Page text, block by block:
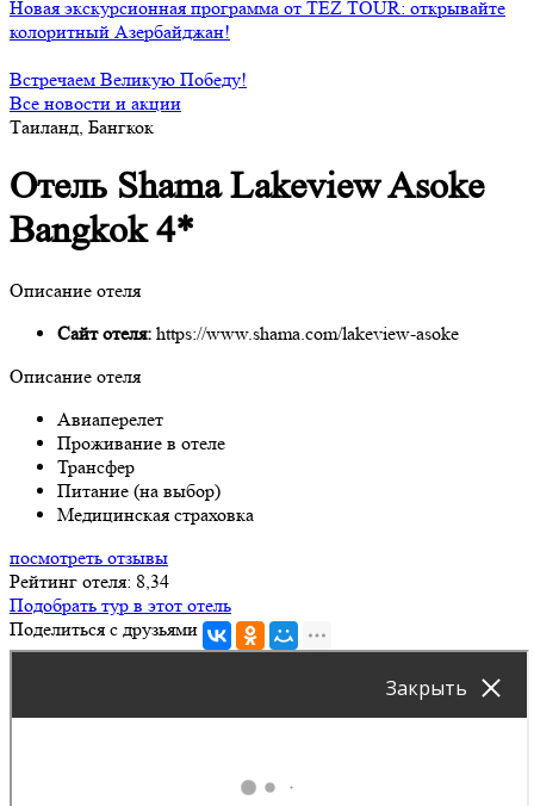
Новая экскурсионная программа от TEZ TOUR: открывайте
колоритный Азербайджан!
Встречаем Великую Победу!
Все новости и акции
Таиланд, Бангкок
Отель Shama Lakeview Asoke
Bangkok 4*
Описание отеля
Сайт отеля: https://www.shama.com/lakeview-asoke
Описание отеля
Авиаперелет
Проживание в отеле
Трансфер
Питание (на выбор)
Медицинская страховка
посмотреть отзывы
Рейтинг отеля: 8,34
Подобрать тур в этот отель
Поделиться с друзьями